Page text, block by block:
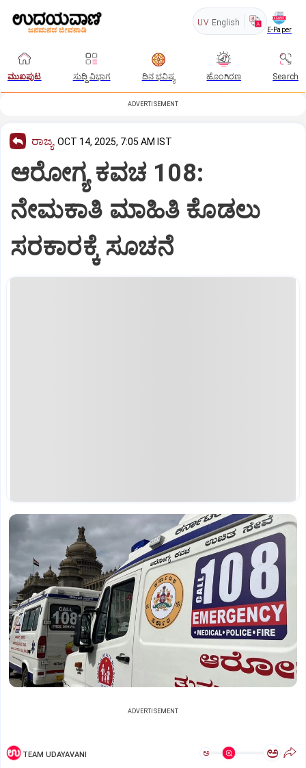
UV English
E-Paper
ಮುಖಪುಟ ಸುದ್ದಿ ವಿಭಾಗ ದಿನ ಭವಿಷ್ಯ ಹೊಂಗಿರಣ Search
ADVERTISEMENT
ರಾಜ್ಯ OCT 14, 2025, 7:05 AM IST
ಆರೋಗ್ಯ ಕವಚ 108:
ನೇಮಕಾತಿ ಮಾಹಿತಿ ಕೊಡಲು
ಸರಕಾರಕ್ಕೆ ಸೂಚನೆ
ADVERTISEMENT
TEAM UDAYAVANI ಅ ಅ